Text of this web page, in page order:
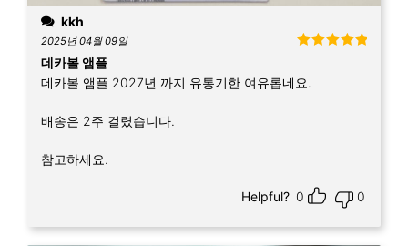
kkh
2025년 04월 09일
데카볼 앰플
데카볼 앰플 2027년 까지 유통기한 여유롭네요.
배송은 2주 걸렸습니다.
참고하세요.
Helpful? 0 0